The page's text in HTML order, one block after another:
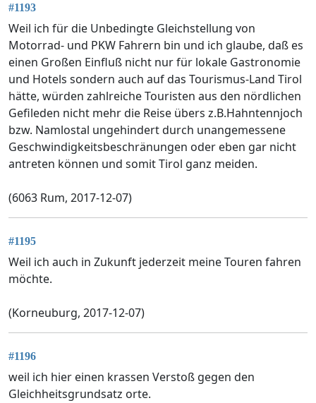
#1193
Weil ich für die Unbedingte Gleichstellung von
Motorrad- und PKW Fahrern bin und ich glaube, daß es
einen Großen Einfluß nicht nur für lokale Gastronomie
und Hotels sondern auch auf das Tourismus-Land Tirol
hätte, würden zahlreiche Touristen aus den nördlichen
Gefileden nicht mehr die Reise übers z.B.Hahntennjoch
bzw. Namlostal ungehindert durch unangemessene
Geschwindigkeitsbeschränungen oder eben gar nicht
antreten können und somit Tirol ganz meiden.
(6063 Rum, 2017-12-07)
#1195
Weil ich auch in Zukunft jederzeit meine Touren fahren
möchte.
(Korneuburg, 2017-12-07)
#1196
weil ich hier einen krassen Verstoß gegen den
Gleichheitsgrundsatz orte.